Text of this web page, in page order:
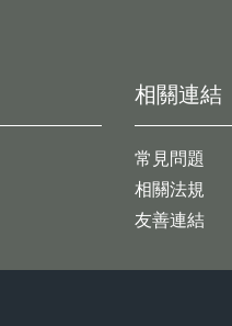
相關連結
常見問題
相關法規
友善連結